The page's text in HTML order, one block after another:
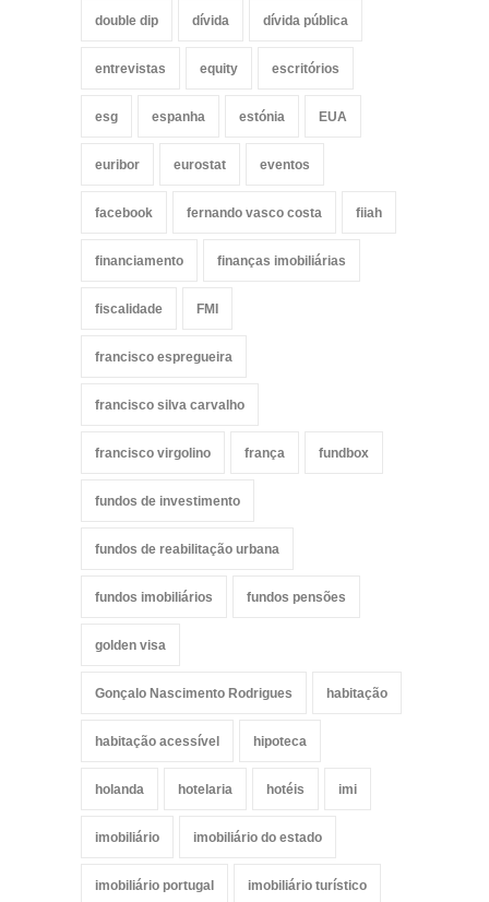
double dip dívida dívida pública
entrevistas equity escritórios
esg espanha estónia EUA
euribor eurostat eventos
facebook fernando vasco costa fiiah
financiamento finanças imobiliárias
fiscalidade FMI
francisco espregueira
francisco silva carvalho
francisco virgolino frança fundbox
fundos de investimento
fundos de reabilitação urbana
fundos imobiliários fundos pensões
golden visa
Gonçalo Nascimento Rodrigues habitação
habitação acessível hipoteca
holanda hotelaria hotéis imi
imobiliário imobiliário do estado
imobiliário portugal imobiliário turístico